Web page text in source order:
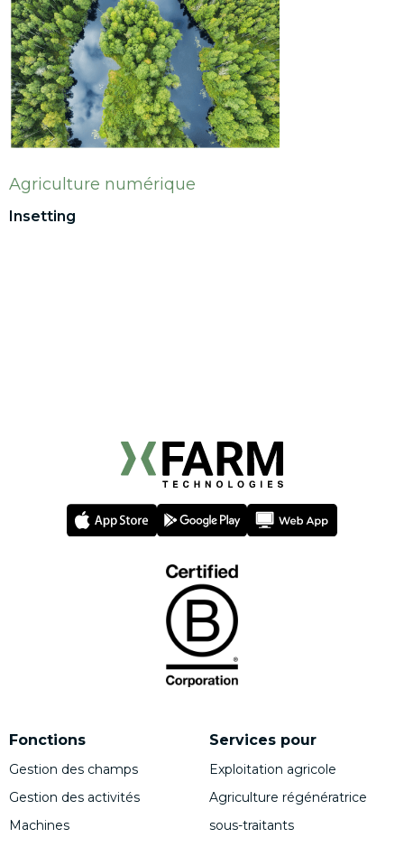
Agriculture numérique
Insetting
Fonctions
Gestion des champs
Gestion des activités
Machines
Services pour
Exploitation agricole
Agriculture régénératrice
sous-traitants